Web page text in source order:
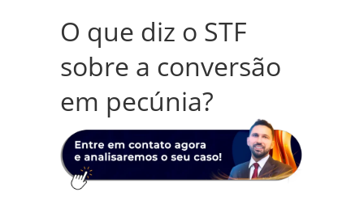
O que diz o STF
sobre a conversão
em pecúnia?